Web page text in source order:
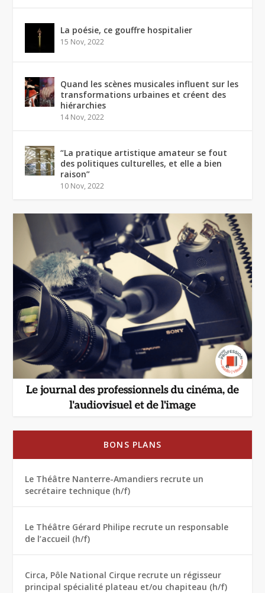
La poésie, ce gouffre hospitalier
15 Nov, 2022
Quand les scènes musicales influent sur les
transformations urbaines et créent des
hiérarchies
14 Nov, 2022
“La pratique artistique amateur se fout
des politiques culturelles, et elle a bien
raison”
10 Nov, 2022
BONS PLANS
Le Théâtre Nanterre-Amandiers recrute un
secrétaire technique (h/f)
Le Théâtre Gérard Philipe recrute un responsable
de l’accueil (h/f)
Circa, Pôle National Cirque recrute un régisseur
principal spécialité plateau et/ou chapiteau (h/f)